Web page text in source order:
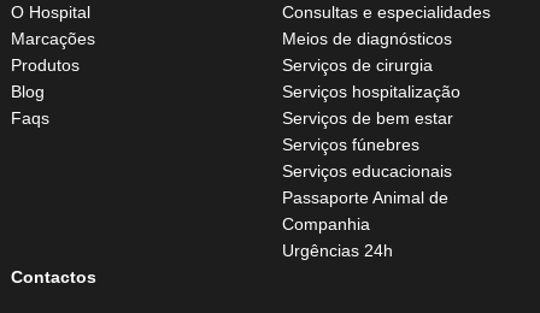
O Hospital
Marcações
Produtos
Blog
Faqs
Consultas e especialidades
Meios de diagnósticos
Serviços de cirurgia
Serviços hospitalização
Serviços de bem estar
Serviços fúnebres
Serviços educacionais
Passaporte Animal de
Companhia
Urgências 24h
Contactos